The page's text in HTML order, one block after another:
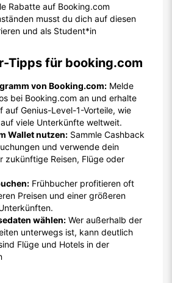
Rabatte auf Booking.com
musst du dich auf diesen
und als Student*in
Tipps für booking.com
von Booking.com: Melde
bei Booking.com an und erhalte
auf Genius-Level-1-Vorteile, wie
auf viele Unterkünfte weltweit.
Wallet nutzen: Sammle Cashback
und verwende dein
zukünftige Reisen, Flüge oder
Frühbucher profitieren oft
Preisen und einer größeren
wählen: Wer außerhalb der
unterwegs ist, kann deutlich
Flüge und Hotels in der